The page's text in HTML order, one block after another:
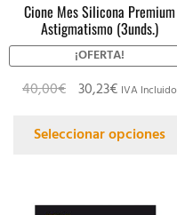
Cione Mes Silicona Premium
Astigmatismo (3unds.)
¡OFERTA!
40,00€ 30,23€ IVA Incluido
Seleccionar opciones